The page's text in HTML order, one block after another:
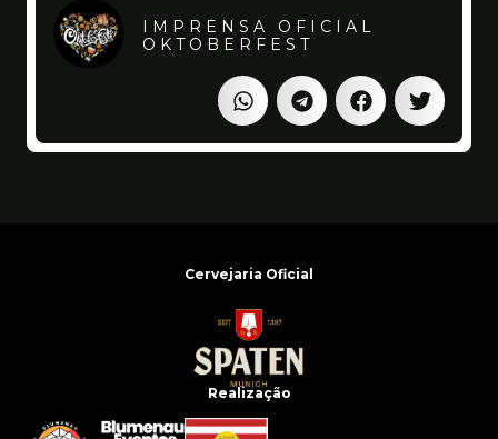
IMPRENSA OFICIAL
OKTOBERFEST
Cervejaria Oficial
Realização